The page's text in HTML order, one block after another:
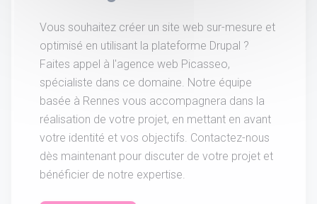
Vous souhaitez créer un site web sur-mesure et
optimisé en utilisant la plateforme Drupal ?
Faites appel à l'agence web Picasseo,
spécialiste dans ce domaine. Notre équipe
basée à Rennes vous accompagnera dans la
réalisation de votre projet, en mettant en avant
votre identité et vos objectifs. Contactez-nous
dès maintenant pour discuter de votre projet et
bénéficier de notre expertise.